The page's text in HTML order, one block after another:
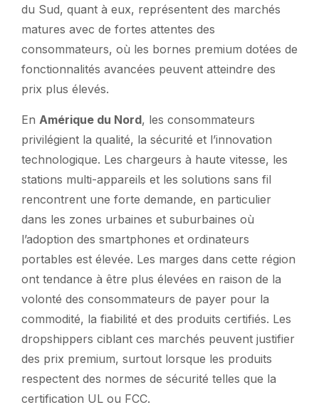
du Sud, quant à eux, représentent des marchés
matures avec de fortes attentes des
consommateurs, où les bornes premium dotées de
fonctionnalités avancées peuvent atteindre des
prix plus élevés.
En Amérique du Nord, les consommateurs
privilégient la qualité, la sécurité et l’innovation
technologique. Les chargeurs à haute vitesse, les
stations multi-appareils et les solutions sans fil
rencontrent une forte demande, en particulier
dans les zones urbaines et suburbaines où
l’adoption des smartphones et ordinateurs
portables est élevée. Les marges dans cette région
ont tendance à être plus élevées en raison de la
volonté des consommateurs de payer pour la
commodité, la fiabilité et des produits certifiés. Les
dropshippers ciblant ces marchés peuvent justifier
des prix premium, surtout lorsque les produits
respectent des normes de sécurité telles que la
certification UL ou FCC.